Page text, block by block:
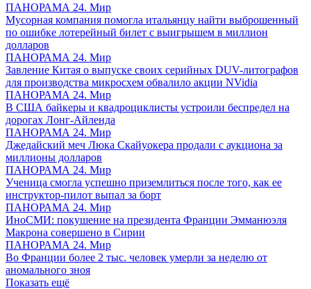
ПАНОРАМА 24. Мир
Мусорная компания помогла итальянцу найти выброшенный
по ошибке лотерейный билет с выигрышем в миллион
долларов
ПАНОРАМА 24. Мир
Завление Китая о выпуске своих серийных DUV-литографов
для производства микросхем обвалило акции NVidia
ПАНОРАМА 24. Мир
В США байкеры и квадроциклисты устроили беспредел на
дорогах Лонг-Айленда
ПАНОРАМА 24. Мир
Джедайский меч Люка Скайуокера продали с аукциона за
миллионы долларов
ПАНОРАМА 24. Мир
Ученица смогла успешно приземлиться после того, как ее
инструктор-пилот выпал за борт
ПАНОРАМА 24. Мир
ИноСМИ: покушение на президента Франции Эмманюэля
Макрона совершено в Сирии
ПАНОРАМА 24. Мир
Во Франции более 2 тыс. человек умерли за неделю от
аномального зноя
Показать ещё